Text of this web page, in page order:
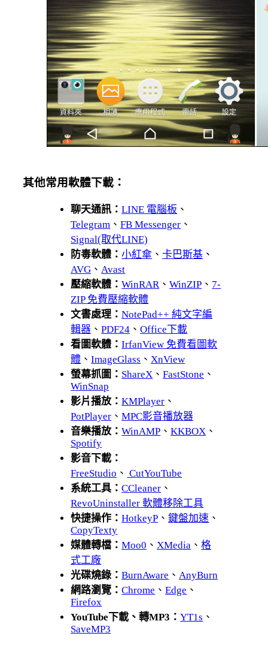
其他常用軟體下載：
聊天通訊：LINE 電腦板 、
Telegram 、FB Messenger 、
Signal(取代LINE)
防毒軟體：小紅傘 、卡巴斯基 、
AVG 、 Avast
壓縮軟體：WinRAR 、WinZIP 、 7-
ZIP 免費壓縮軟體
文書處理：NotePad++ 純文字編
輯器 、PDF24 、Office下載
看圖軟體：IrfanView 免費看圖軟
體 、ImageGlass 、 XnView
螢幕抓圖： ShareX 、FastStone 、
WinSnap
影片播放：KMPlayer 、
PotPlayer 、MPC影音播放器
音樂播放：WinAMP 、KKBOX 、
Spotify
影音下載：
FreeStudio 、 CutYouTube
系統工具：CCleaner 、
RevoUninstaller 軟體移除工具
快捷操作：HotkeyP 、鍵盤加速 、
CopyTexty
媒體轉檔：Moo0 、 XMedia 、格
式工廠
光碟燒錄：BurnAware 、 AnyBurn
網路瀏覽：Chrome 、Edge 、
Firefox
YouTube下載、轉MP3：YT1s 、
SaveMP3